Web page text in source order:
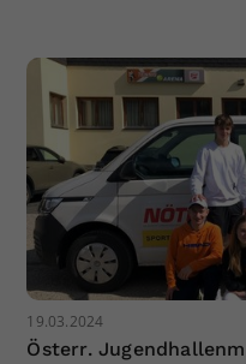
19.03.2024
Österr.